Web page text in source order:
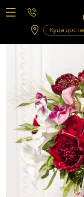
Вопросы-ответы
Сб 10:00 ‐ 14:00
Выходные и